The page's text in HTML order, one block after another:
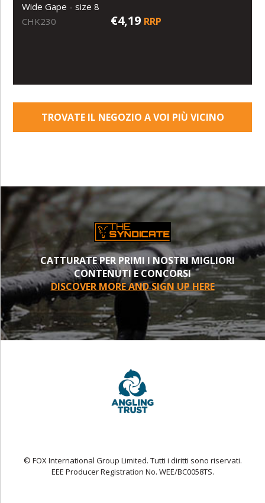
Wide Gape - size 8
CHK230
€4,19 RRP
TROVATE IL NEGOZIO A VOI PIÙ VICINO
CATTURATE PER PRIMI I NOSTRI MIGLIORI
CONTENUTI E CONCORSI
DISCOVER MORE AND SIGN UP HERE
© FOX International Group Limited. Tutti i diritti sono riservati.
EEE Producer Registration No. WEE/BC0058TS.